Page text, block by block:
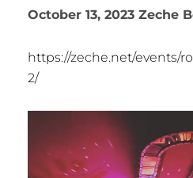
October 13, 2023 Zeche
https://zeche.net/events/
2/